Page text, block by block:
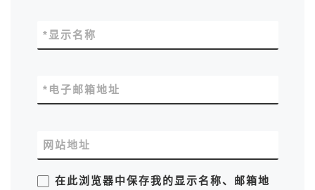
显示名称
*
电子邮箱地址
*
网站地址
在此浏览器中保存我的显示名称、邮箱地